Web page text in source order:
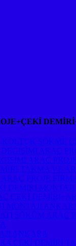
SÖKME
ARAÇ
ARAÇ
TAKMA VE
PROJE
DEMİRİ
ÇEKİ
MONTAJI
SÖKÜM ARAÇ
ANKARA
ÇEKİ DEMİRİ